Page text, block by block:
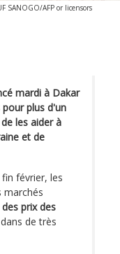
SANOGO/AFP or licensors
mardi à Dakar
plus d'un
les aider à
et de
fin février, les
marchés
prix des
de très